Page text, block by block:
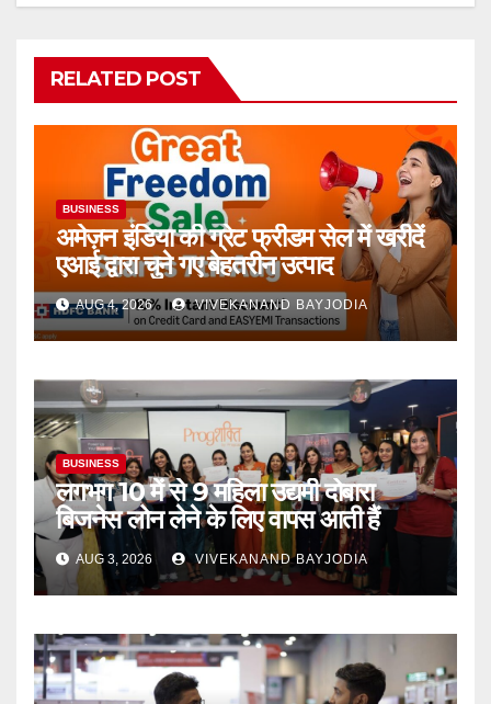
RELATED POST
BUSINESS
अमेज़न इंडिया की ग्रेट फ्रीडम सेल में खरीदें
एआई द्वारा चुने गए बेहतरीन उत्पाद
AUG 4, 2026 VIVEKANAND BAYJODIA
BUSINESS
लगभग 10 में से 9 महिला उद्यमी दोबारा
बिजनेस लोन लेने के लिए वापस आती हैं
AUG 3, 2026 VIVEKANAND BAYJODIA